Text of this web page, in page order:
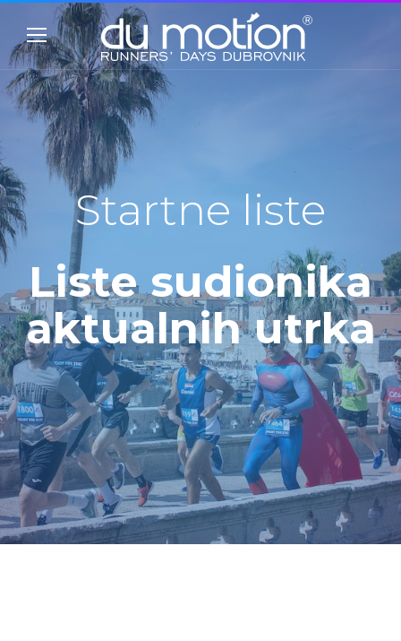
Startne liste
Liste sudionika
aktualnih utrka